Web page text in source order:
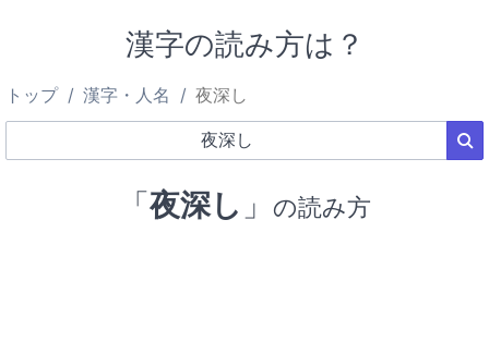
漢字の読み方は？
トップ 漢字・人名 夜深し
「夜深し 」 の読み方